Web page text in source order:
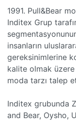
1991. Pull&Bear
Inditex Grup
insanların
gereksinimlerine
kalite olmak
moda tarzı talep
Inditex grubunda
and Bear, Oysho,